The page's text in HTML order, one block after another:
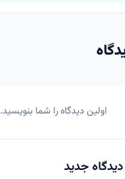
اولین دیدگاه را شما بنویسید.
جدید